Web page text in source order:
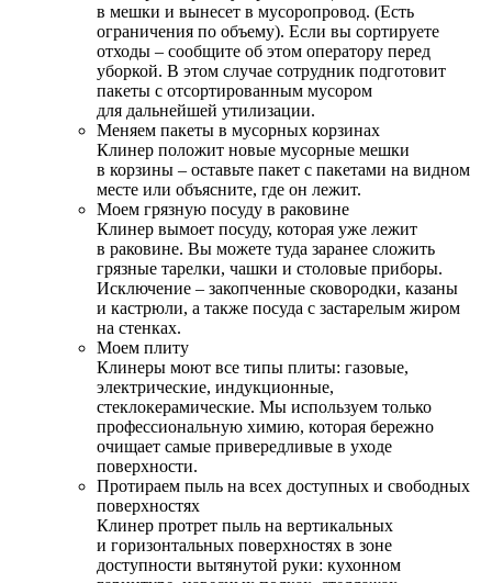
в мешки и вынесет в мусоропровод. (Есть
ограничения по объему). Если вы сортируете
отходы – сообщите об этом оператору перед
уборкой. В этом случае сотрудник подготовит
пакеты с отсортированным мусором
для дальнейшей утилизации.
Меняем пакеты в мусорных корзинах
Клинер положит новые мусорные мешки
в корзины – оставьте пакет с пакетами на видном
месте или объясните, где он лежит.
Моем грязную посуду в раковине
Клинер вымоет посуду, которая уже лежит
в раковине. Вы можете туда заранее сложить
грязные тарелки, чашки и столовые приборы.
Исключение – закопченные сковородки, казаны
и кастрюли, а также посуда с застарелым жиром
на стенках.
Моем плиту
Клинеры моют все типы плиты: газовые,
электрические, индукционные,
стеклокерамические. Мы используем только
профессиональную химию, которая бережно
очищает самые привередливые в уходе
поверхности.
Протираем пыль на всех доступных и свободных
поверхностях
Клинер протрет пыль на вертикальных
и горизонтальных поверхностях в зоне
доступности вытянутой руки: кухонном